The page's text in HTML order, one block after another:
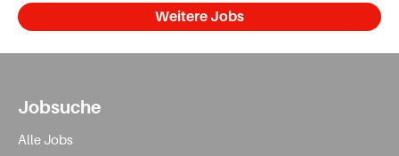
Weitere Jobs
Jobsuche
Alle Jobs